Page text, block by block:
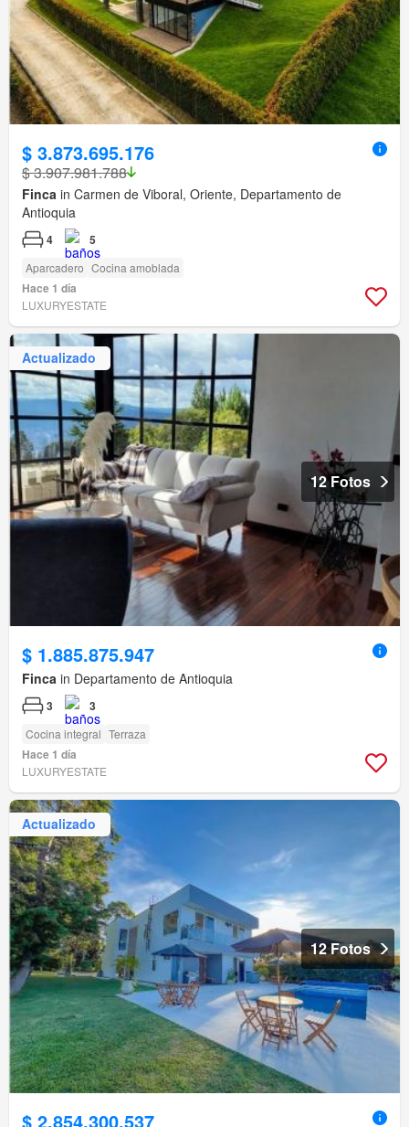
$ 3.873.695.176
$ 3.907.981.788
Finca in Carmen de Viboral, Oriente, Departamento de
Antioquia
4 5
Aparcadero Cocina amoblada
Hace 1 día
LUXURYESTATE
Actualizado
12 Fotos
$ 1.885.875.947
Finca in Departamento de Antioquia
3 3
Cocina integral Terraza
Hace 1 día
LUXURYESTATE
Actualizado
12 Fotos
$ 2.854.300.537